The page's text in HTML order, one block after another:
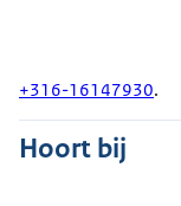
+316-16147930.
Hoort bij